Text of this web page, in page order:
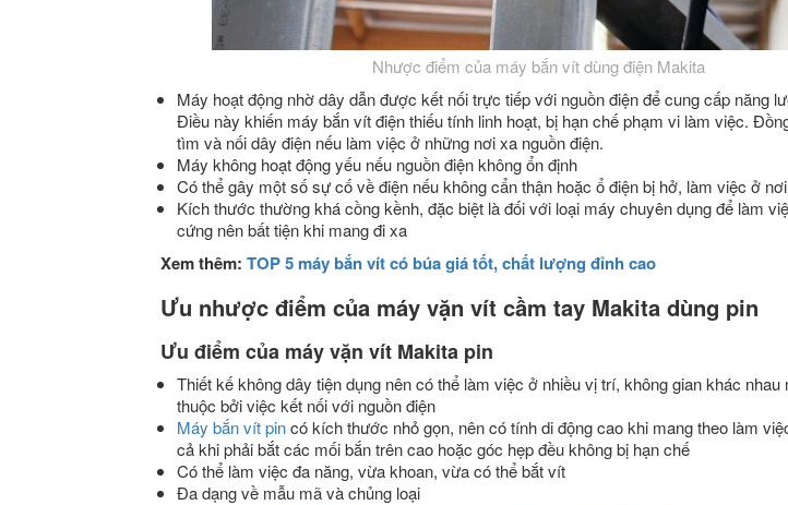
Nhược điểm của máy bắn vít dùng điện Makita
Máy hoạt động nhờ dây dẫn được kết nối trực tiếp với nguồn điện để cung cấp năng
Điều này khiến máy bắn vít điện thiếu tính linh hoạt, bị hạn chế phạm vi làm việc.
tìm và nối dây điện nếu làm việc ở những nơi xa nguồn điện.
Máy không hoạt động yếu nếu nguồn điện không ổn định
Có thể gây một số sự cố về điện nếu không cẩn thận hoặc ổ điện bị hở, làm việc ở
Kích thước thường khá cồng kềnh, đặc biệt là đối với loại máy chuyên dụng để làm
cứng nên bất tiện khi mang đi xa
Xem thêm: TOP 5 máy bắn vít có búa giá tốt, chất lượng đỉnh cao
Ưu nhược điểm của máy vặn vít cầm tay Makita dùng pin
Ưu điểm của máy vặn vít Makita pin
Thiết kế không dây tiện dụng nên có thể làm việc ở nhiều vị trí, không gian khác nhau
thuộc bởi việc kết nối với nguồn điện
Máy bắn vít pincó kích thước nhỏ gọn, nên có tính di động cao khi mang theo làm
cả khi phải bắt các mối bắn trên cao hoặc góc hẹp đều không bị hạn chế
Có thể làm việc đa năng, vừa khoan, vừa có thể bắt vít
Đa dạng về mẫu mã và chủng loại